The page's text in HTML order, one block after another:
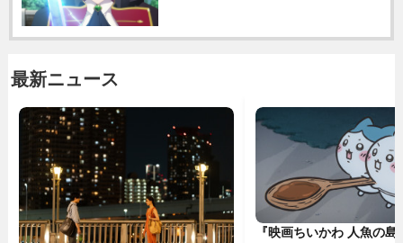
最新ニュース
『映画ちいかわ 人魚の